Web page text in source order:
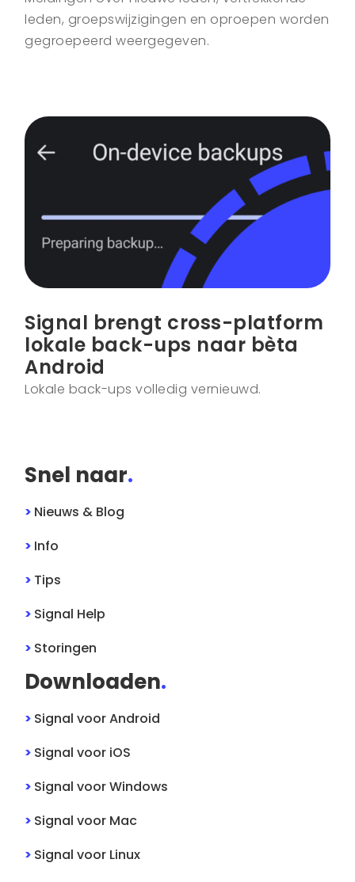
leden, groepswijzigingen en oproepen worden
gegroepeerd weergegeven.
Signal brengt cross-platform
lokale back-ups naar bèta
Android
Lokale back-ups volledig vernieuwd.
Snel naar.
> Nieuws & Blog
> Info
> Tips
> Signal Help
> Storingen
Downloaden.
> SignalvoorAndroid
> Signalvoor iOS
> SignalvoorWindows
> Signalvoor Mac
> Signalvoor Linux